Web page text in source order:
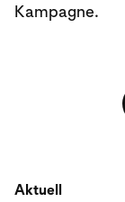
Kampagne.
Aktuell